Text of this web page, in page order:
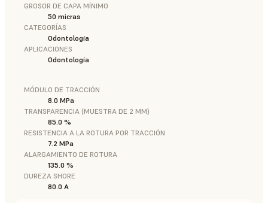
GROSOR DE CAPA MÍNIMO
50 micras
CATEGORÍAS
Odontología
APLICACIONES
Odontología
MÓDULO DE TRACCIÓN
8.0 MPa
TRANSPARENCIA (MUESTRA DE 2 MM)
85.0 %
RESISTENCIA A LA ROTURA POR TRACCIÓN
7.2 MPa
ALARGAMIENTO DE ROTURA
135.0 %
DUREZA SHORE
80.0 A